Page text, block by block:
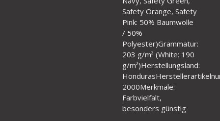
Safety Orange, Safety
Pink: 50% Baumwolle
/ 50%
Polyester)Grammatur:
203 g/m² (White: 190
g/m²)Herstellungsland:
2000Merkmale:
Farbvielfalt,
besonders günstig